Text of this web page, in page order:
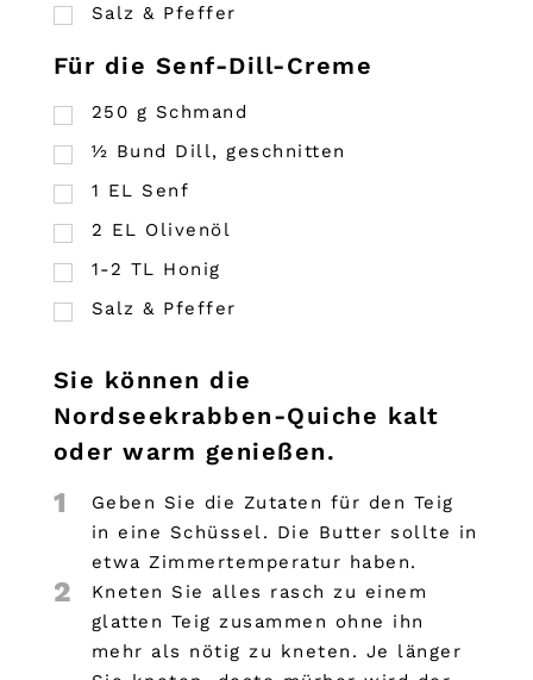
Salz & Pfeffer
Für die Senf-Dill-Creme
250 g Schmand
½ Bund
Dill, geschnitten
1 EL Senf
2 EL Olivenöl
1-2 TL Honig
Salz & Pfeffer
Sie können die
Nordseekrabben-Quiche kalt
oder warm genießen.
1
Geben Sie die Zutaten für den Teig
in eine Schüssel. Die Butter sollte in
etwa Zimmertemperatur haben.
2
Kneten Sie alles rasch zu einem
glatten Teig zusammen ohne ihn
mehr als nötig zu kneten. Je länger